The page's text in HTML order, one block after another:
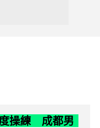
操練 成都男